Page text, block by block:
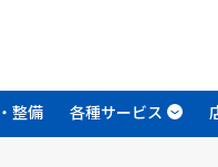
整備 各種サービス